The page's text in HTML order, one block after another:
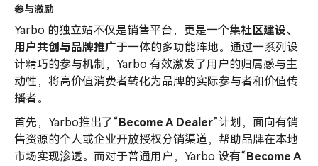
参与激励
Yarbo 的独立站不仅是销售平台，更是一个集社区建设、
用户共创与品牌推广于一体的多功能阵地。通过一系列设
计精巧的参与机制，Yarbo 有效激发了用户的归属感与主
动性，将高价值消费者转化为品牌的实际参与者和价值传
播者。
首先，Yarbo推出了“ Become A Dealer”计划，面向有销
售资源的个人或企业开放授权分销渠道，帮助品牌在本地
市场实现渗透。而对于普通用户，Yarbo 设有“ Become A